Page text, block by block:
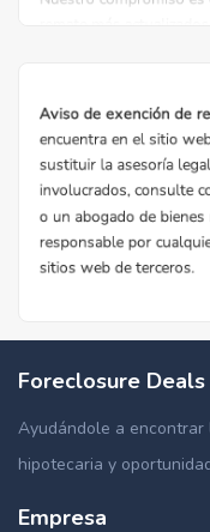
Foreclosure Deals
Ayudándole a encontrar
hipotecaria y
Empresa